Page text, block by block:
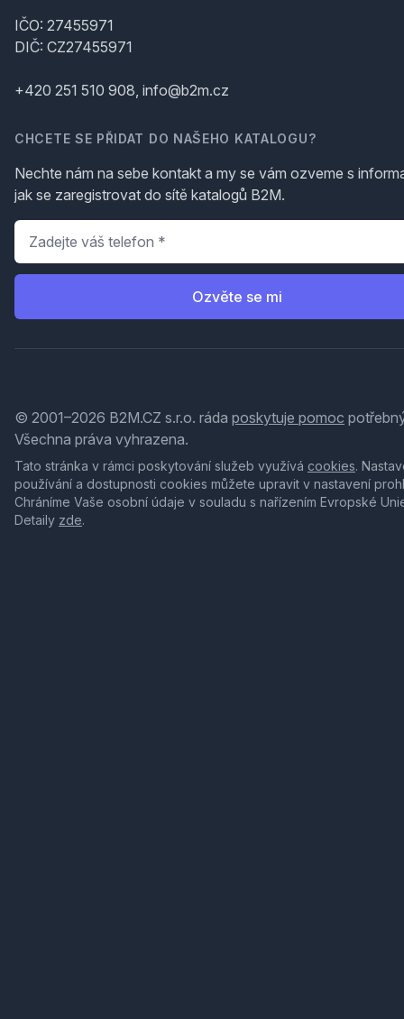
IČO: 27455971
DIČ: CZ27455971
+420 251 510 908, info@b2m.cz
CHCETE SE PŘIDAT DO NAŠEHO KATALOGU?
Nechte nám na sebe kontakt a my se vám ozveme s
jak se zaregistrovat do sítě katalogů B2M.
Telefon
Ozvěte se mi
© 2001–2026 B2M.CZ s.r.o. ráda poskytuje pomoc
Všechna práva vyhrazena.
Tato stránka v rámci poskytování služeb využívá cookies.
používání a dostupnosti cookies můžete upravit v nastavení
Chráníme Vaše osobní údaje v souladu s nařízením Evropské
Detaily zde.